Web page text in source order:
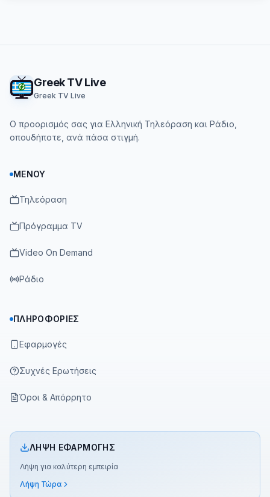
Greek TV Live
Greek TV Live
Ο προορισμός σας για Ελληνική Τηλεόραση και Ράδιο,
οπουδήποτε, ανά πάσα στιγμή.
ΜΕΝΟΎ
Τηλεόραση
Πρόγραμμα TV
Video On Demand
Ράδιο
ΠΛΗΡΟΦΟΡΊΕΣ
Εφαρμογές
Συχνές Ερωτήσεις
Όροι & Απόρρητο
ΛΉΨΗ ΕΦΑΡΜΟΓΉΣ
Λήψη για καλύτερη εμπειρία
Λήψη Τώρα